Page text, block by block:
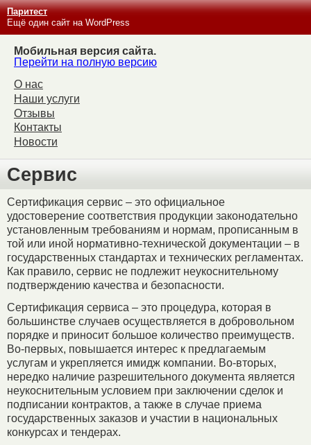
Паритест
Ещё один сайт на WordPress
Мобильная версия сайта.
Перейти на полную версию
О нас
Наши услуги
Отзывы
Контакты
Новости
Сервис
Сертификация сервис – это официальное
удостоверение соответствия продукции законодательно
установленным требованиям и нормам, прописанным в
той или иной нормативно-технической документации – в
государственных стандартах и технических регламентах.
Как правило, сервис не подлежит неукоснительному
подтверждению качества и безопасности.
Сертификация сервиса – это процедура, которая в
большинстве случаев осуществляется в добровольном
порядке и приносит большое количество преимуществ.
Во-первых, повышается интерес к предлагаемым
услугам и укрепляется имидж компании. Во-вторых,
нередко наличие разрешительного документа является
неукоснительным условием при заключении сделок и
подписании контрактов, а также в случае приема
государственных заказов и участии в национальных
конкурсах и тендерах.